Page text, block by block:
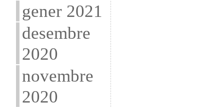
gener 2021
desembre
2020
novembre
2020